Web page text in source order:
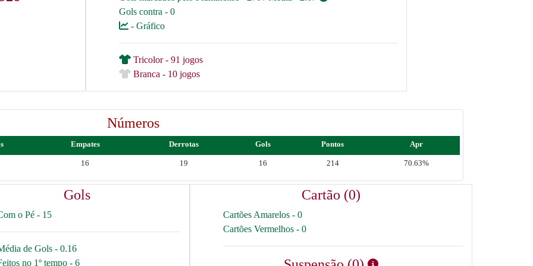
Gols contra - 0
- Gráfico
Tricolor - 91 jogos
Branca - 10 jogos
Números
Empates Derrotas Gols Pontos Apr
16 19 16 214 70.63%
Gols
o Pé - 15
de Gols - 0.16
no 1º tempo - 6
Cartão (0)
Cartões Amarelos - 0
Cartões Vermelhos - 0